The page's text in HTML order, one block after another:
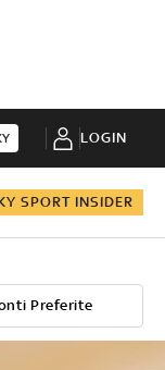
LOGIN
SPORT INSIDER
Preferite